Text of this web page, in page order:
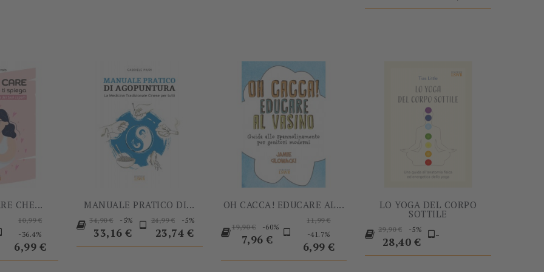
CHE...
Prezzo
base
10,99 €
-36.4%
Prezzo
6,99 €
MANUALE PRATICO DI...
Prezzo
base
34,90 € -5%
Prezzo
33,16 €
Prezzo
base
24,99 € -5%
23,74 €
OH CACCA! EDUCARE AL...
Prezzo
base
19,90 € -60%
Prezzo
7,96 €
Prezzo
base
11,99 €
-41.7%
Prezzo
6,99 €
-5%
LO YOGA DEL CORPO
SOTTILE
Prezzo
base
29,90 € -5%
Prezzo
28,40 €
-